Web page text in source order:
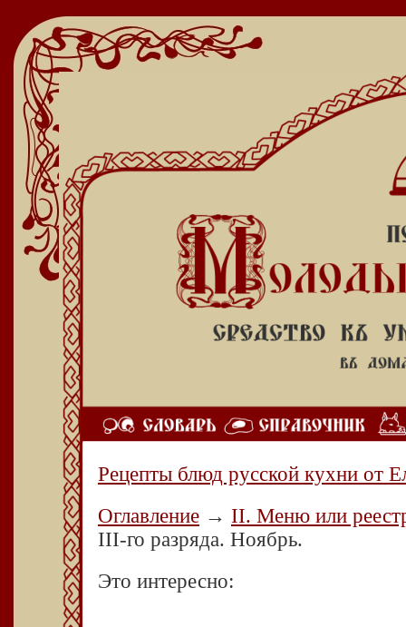
Рецепты блюд русской кухни от
Оглавление → II. Меню или
III-го разряда. Ноябрь.
Это интересно: